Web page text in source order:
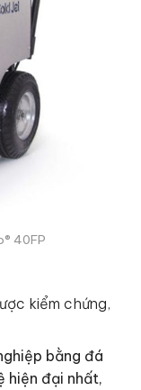
40FP
kiểm chứng,
bằng đá
hiện đại nhất,